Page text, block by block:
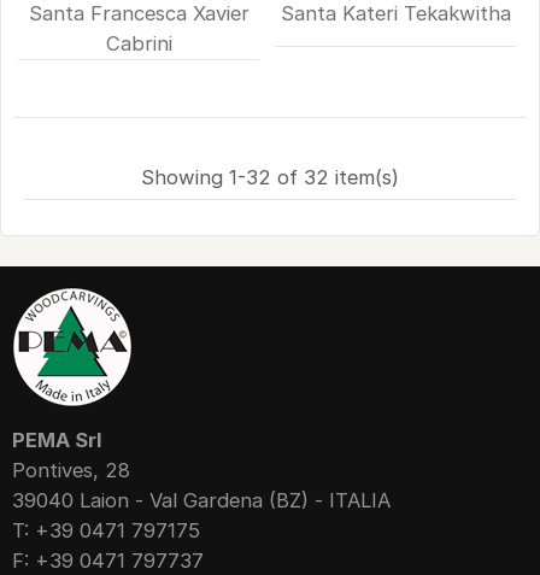
Santa Francesca Xavier
Cabrini
Santa Kateri Tekakwitha
Showing 1-32 of 32 item(s)
PEMA Srl
Pontives, 28
39040 Laion - Val Gardena (BZ) - ITALIA
T: +39 0471 797175
F: +39 0471 797737